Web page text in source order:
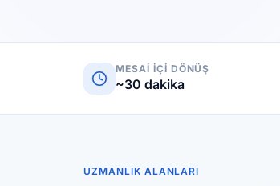
MESAI IÇI DÖNÜŞ
~30 dakika
UZMANLIK ALANLARI